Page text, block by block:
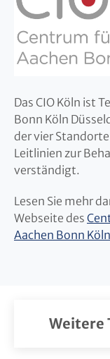
Das CIO Köln ist
Bonn Köln
der vier
Leitlinien zur
verständigt.
Lesen Sie mehr
Webseite des
Aachen Bonn
Weitere